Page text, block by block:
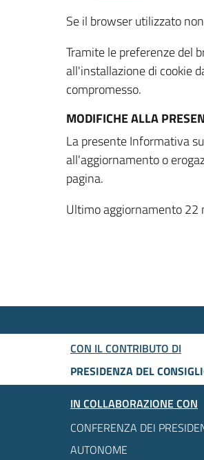
Se il browser utilizzato
Tramite le preferenze del
all'installazione di cookie
compromesso.
MODIFICHE ALLA
La presente Informativa
all'aggiornamento o
pagina.
Ultimo aggiornamento 22
CON IL CONTRIBUTO DI
PRESIDENZA DEL
IN COLLABORAZIONE CON
CONFERENZA DEI
AUTONOME